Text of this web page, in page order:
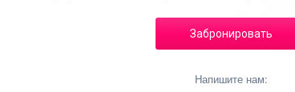
Забронировать
Напишите нам: